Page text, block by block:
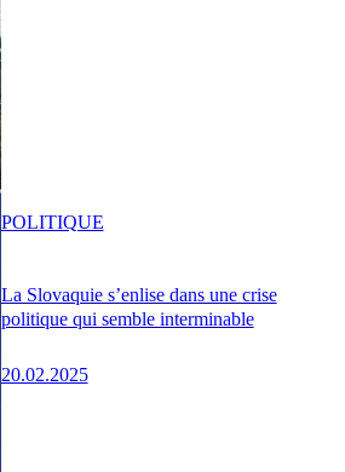
La Slovaquie s’enlise dans une crise
politique qui semble interminable
20.02.2025
POLITIQUE